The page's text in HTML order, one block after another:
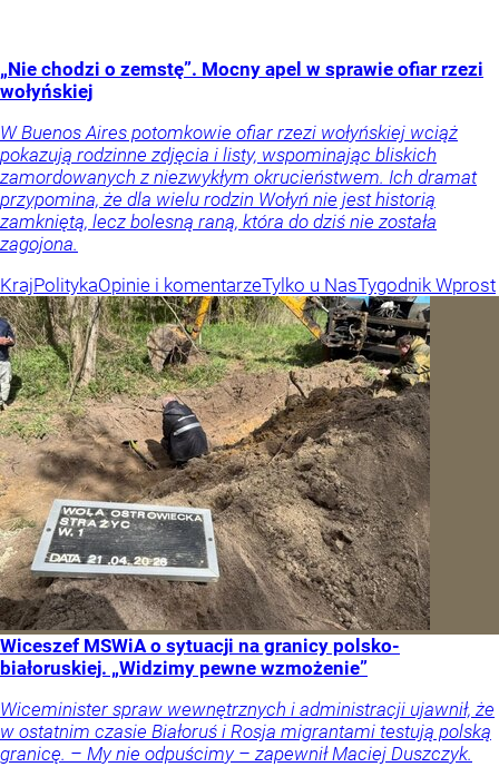
„Nie chodzi o zemstę”. Mocny apel w sprawie ofiar rzezi
wołyńskiej
W Buenos Aires potomkowie ofiar rzezi wołyńskiej wciąż
pokazują rodzinne zdjęcia i listy, wspominając bliskich
zamordowanych z niezwykłym okrucieństwem. Ich dramat
przypomina, że dla wielu rodzin Wołyń nie jest historią
zamkniętą, lecz bolesną raną, która do dziś nie została
zagojona.
KrajPolitykaOpinie i komentarzeTylko u NasTygodnik Wprost
Wiceszef MSWiA o sytuacji na granicy polsko-
białoruskiej. „Widzimy pewne wzmożenie”
Wiceminister spraw wewnętrznych i administracji ujawnił, że
w ostatnim czasie Białoruś i Rosja migrantami testują polską
granicę. – My nie odpuścimy – zapewnił Maciej Duszczyk.